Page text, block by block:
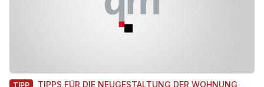
TIPP TIPPS FÜR DIE NEUGESTALTUNG DER WOHNUNG